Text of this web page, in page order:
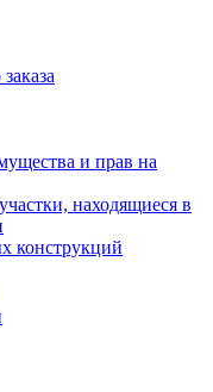
и прав на
находящиеся в
конструкций